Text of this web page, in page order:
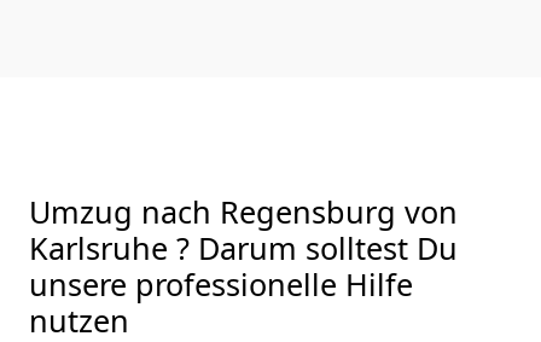
Umzug nach Regensburg von
Karlsruhe ? Darum solltest Du
unsere professionelle Hilfe
nutzen